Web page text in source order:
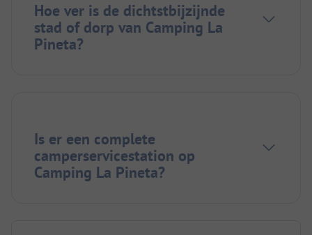
Hoe ver is de dichtstbijzijnde
stad of dorp van Camping La
Pineta?
Is er een complete
camperservicestation op
Camping La Pineta?